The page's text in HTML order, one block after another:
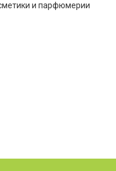
и парфюмерии